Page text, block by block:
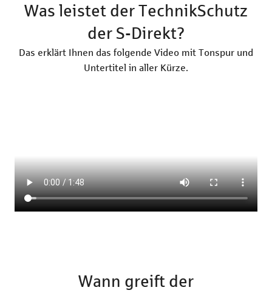
Was leistet der TechnikSchutz
der S-Direkt?
Das erklärt Ihnen das folgende Video mit Tonspur und
Untertitel in aller Kürze.
Wann greift der